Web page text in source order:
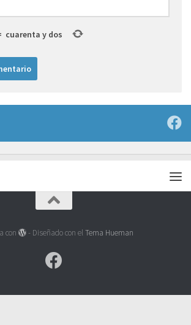
cuarenta y dos
con - Diseñado con elTema Hueman